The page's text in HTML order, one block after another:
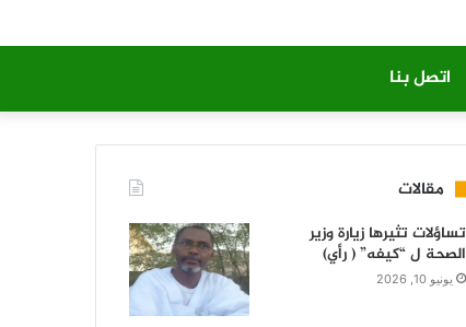
اتصل بنا
مقالات
تساؤلات تثيرها زيارة وزير
الصحة ل “كيفه” ( رأي)
يونيو 10, 2026